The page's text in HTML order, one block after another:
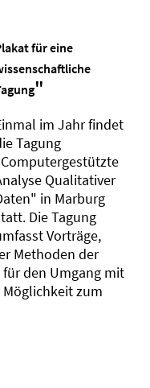
für eine
"
im Jahr findet
Tagung
Qualitativer
in Marburg
Die Tagung
Vorträge,
Methoden der
den Umgang mit
Möglichkeit zum